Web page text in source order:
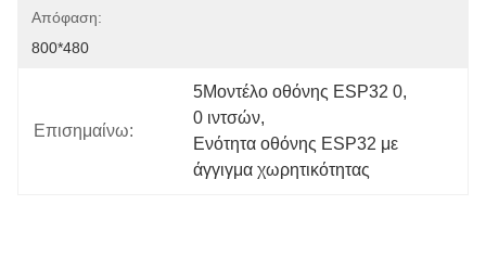
Απόφαση:
800*480
Επισημαίνω:
5Μοντέλο οθόνης ESP32 0,
0 ιντσών,
Ενότητα οθόνης ESP32 με
άγγιγμα χωρητικότητας